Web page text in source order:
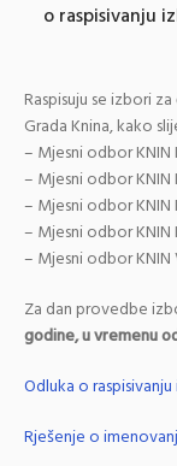
o raspisivanju
Raspisuju se izbori
Grada Knina, kako
– Mjesni odbor KNIN
– Mjesni odbor KNIN
– Mjesni odbor KNIN
– Mjesni odbor KNIN
– Mjesni odbor KNIN
Za dan provedbe
godine, u vremenu
Odluka o
Rješenje o